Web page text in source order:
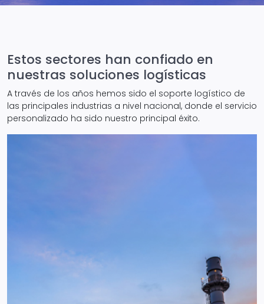
Estos sectores han confiado en
nuestras soluciones logísticas
A través de los años hemos sido el soporte logístico de
las principales industrias a nivel nacional, donde el servicio
personalizado ha sido nuestro principal éxito.